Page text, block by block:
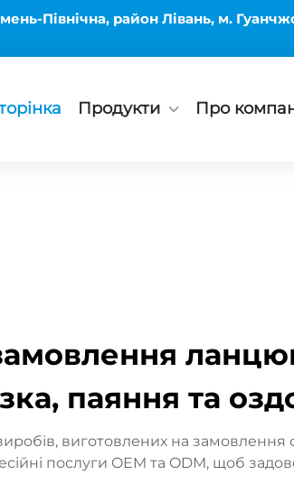
Північна, район Лівань, м.
Продукти Про
паяння та
виготовлених на
послуги OEM та ODM, щоб